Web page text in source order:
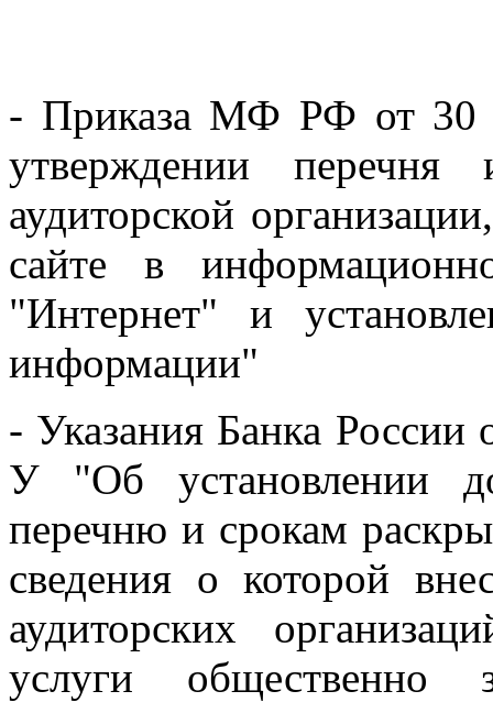
- Приказа МФ РФ от 30
утверждении перечня
аудиторской
сайте в
"Интернет" и
информации"
- Указания Банка России
У "Об установлении
перечню и срокам
сведения о которой
аудиторских
услуги общественно